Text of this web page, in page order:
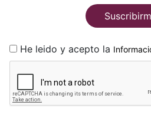
He leido y acepto la